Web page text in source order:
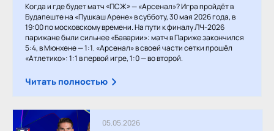
Когда и где будет матч «ПСЖ» — «Арсенал»? Игра пройдёт в
Будапеште на «Пушкаш Арене» в субботу, 30 мая 2026 года, в
19:00 по московскому времени. На пути к финалу ЛЧ-2026
парижане были сильнее «Баварии»: матч в Париже закончился
5:4, в Мюнхене — 1:1. «Арсенал» в своей части сетки прошёл
«Атлетико»: 1:1 в первой игре, 1:0 — во второй.
Читать полностью
05.05.2026